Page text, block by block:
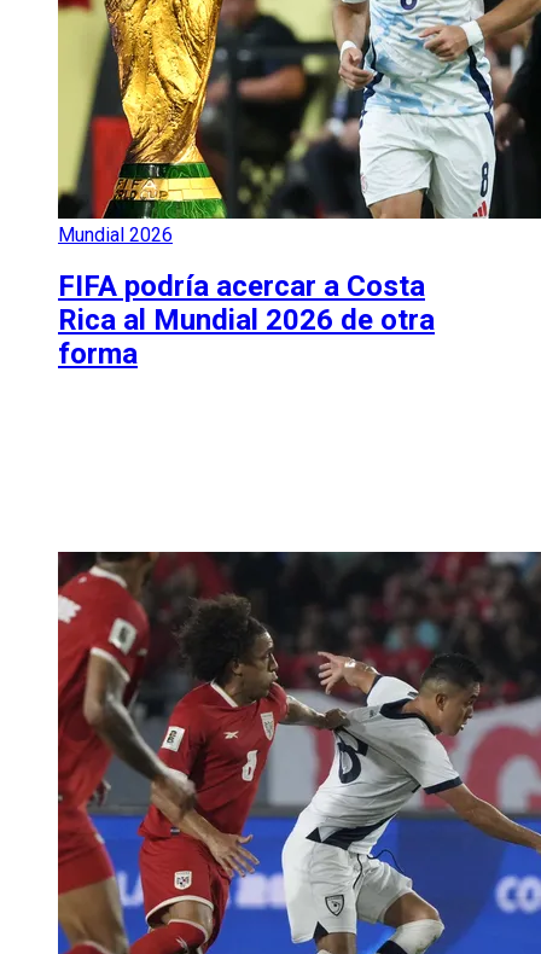
Mundial 2026
FIFA podría acercar a Costa
Rica al Mundial 2026 de otra
forma